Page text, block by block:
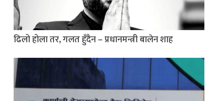
ढिलो होला तर, गलत हुँदैन – प्रधानमन्त्री बालेन शाह